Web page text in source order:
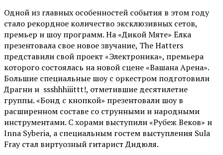
Одной из главных особенностей события в этом году
стало рекордное количество эксклюзивных сетов,
премьер и шоу программ. На «Дикой Мяте» Ёлка
презентовала свое новое звучание, The Hatters
представили свой проект «Электроника», премьера
которого состоялась на новой сцене «Вашана Арена».
Большие специальные шоу с оркестром подготовили
Драгни и ssshhhiiittt!, отметившие десятилетие
группы. «Бонд с кнопкой» презентовали шоу в
расширенном составе со струнными и народными
инструментами. С хорами выступили «Рубеж Веков» и
Inna Syberia, а специальным гостем выступления Sula
Fray стал виртуозный гитарист Дидюля.